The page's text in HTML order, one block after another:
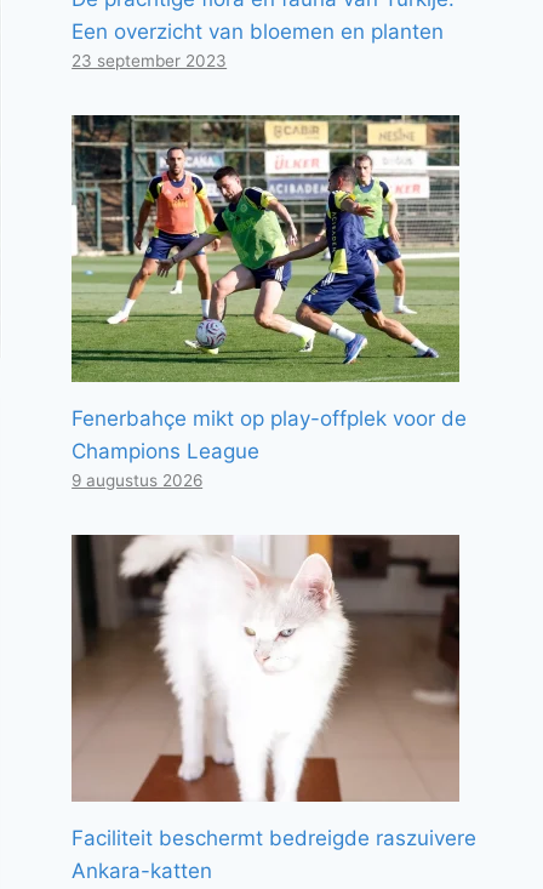
Een overzicht van bloemen en planten
23 september 2023
Fenerbahçe mikt op play-offplek voor de
Champions League
9 augustus 2026
Faciliteit beschermt bedreigde raszuivere
Ankara-katten